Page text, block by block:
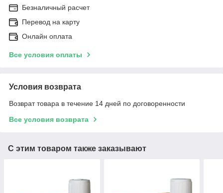
Безналичный расчет
Перевод на карту
Онлайн оплата
Все условия оплаты
Условия возврата
Возврат товара в течение 14 дней по договоренности
Все условия возврата
С этим товаром также заказывают